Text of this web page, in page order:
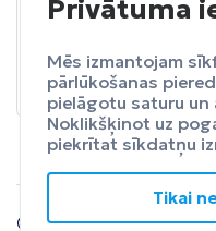
BALTA
© 2024 SIA Fly Travel.
Privātuma
Mēs izmantojam
pārlūkošanas
pielāgotu saturu
Noklikšķinot uz
piekrītat sīkdatņu
Tikai